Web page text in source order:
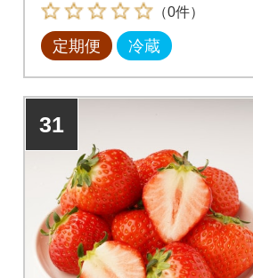
（0件）
定期便 冷蔵
31